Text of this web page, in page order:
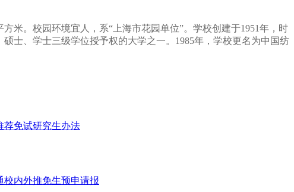
米。校园环境宜人，系“上海市花园单位”。学校创建于1951年，时
士、学士三级学位授予权的大学之一。1985年，学校更名为中国纺
荐免试研究生办法
校内外推免生预申请报